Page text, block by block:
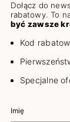
Dołącz do
rabatowy. To
być zawsze
Kod
Specjalne